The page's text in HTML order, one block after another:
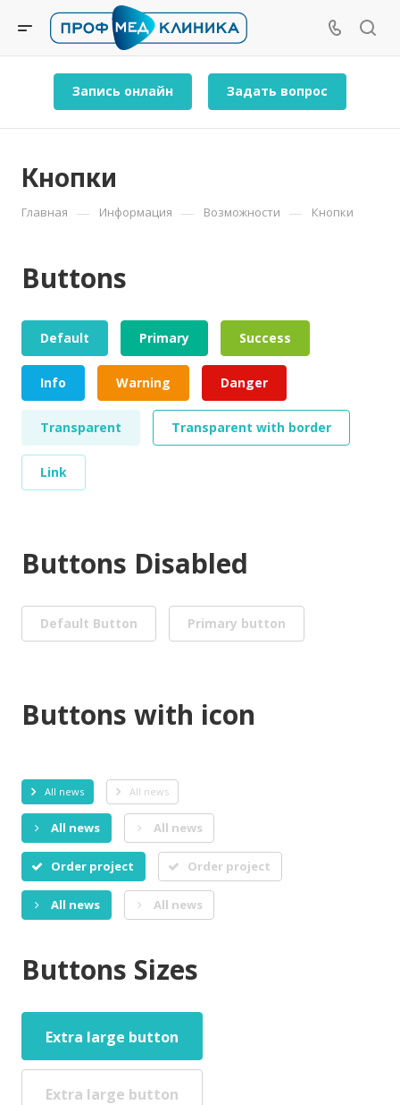
Запись онлайн Задать вопрос
Кнопки
Главная — Информация — Возможности — Кнопки
Buttons
Default Primary Success
Info Warning Danger
Transparent Transparent with border
Link
Buttons Disabled
Default Button Primary button
Buttons with icon
All news All news
All news All news
Order project Order project
All news All news
Buttons Sizes
Extra large button
Extra large button